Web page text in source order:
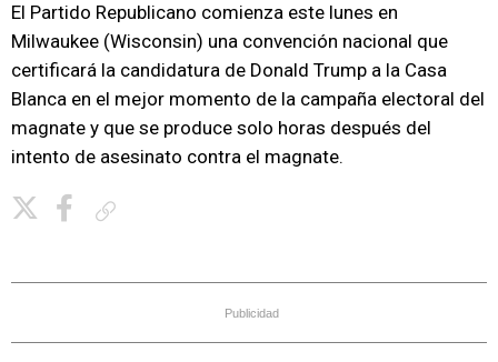
El Partido Republicano comienza este lunes en
Milwaukee (Wisconsin) una convención nacional que
certificará la candidatura de Donald Trump a la Casa
Blanca en el mejor momento de la campaña electoral del
magnate y que se produce solo horas después del
intento de asesinato contra el magnate.
Publicidad